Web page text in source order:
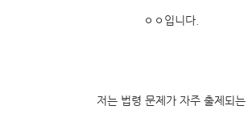
ㅇㅇ입니다.
저는 법령 문제가 자주 출제되는